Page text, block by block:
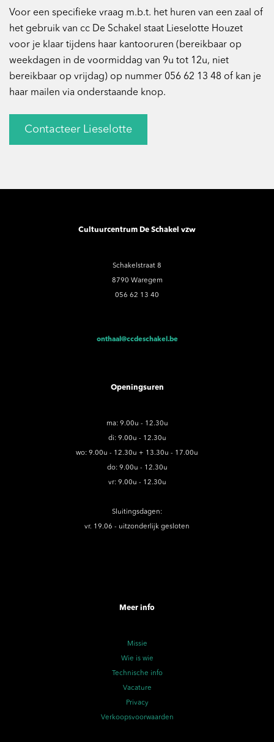
Voor een specifieke vraag m.b.t. het huren van een zaal of
het gebruik van cc De Schakel staat Lieselotte Houzet
voor je klaar tijdens haar kantooruren (bereikbaar op
weekdagen in de voormiddag van 9u tot 12u, niet
bereikbaar op vrijdag) op nummer 056 62 13 48 of kan je
haar mailen via onderstaande knop.
Contacteer Lieselotte
Cultuurcentrum De Schakel vzw
Schakelstraat 8
8790 Waregem
056 62 13 40
onthaal@ccdeschakel.be
Openingsuren
ma: 9.00u - 12.30u
di: 9.00u - 12.30u
wo: 9.00u - 12.30u + 13.30u - 17.00u
do: 9.00u - 12.30u
vr: 9.00u - 12.30u
Sluitingsdagen:
vr. 19.06 - uitzonderlijk gesloten
Meer info
Missie
Wie is wie
Technische info
Vacature
Privacy
Verkoopsvoorwaarden